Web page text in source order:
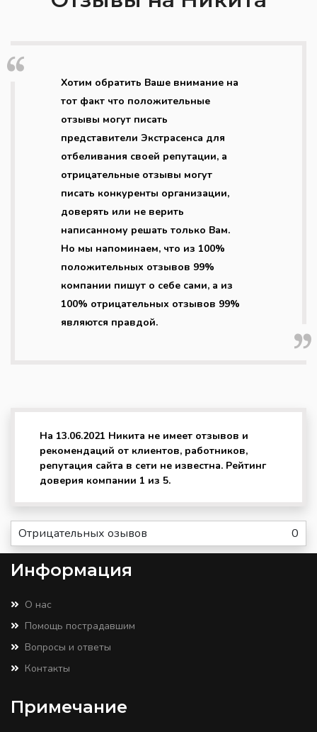
Хотим обратить Ваше внимание на
тот факт что положительные
отзывы могут писать
представители Экстрасенса для
отбеливания своей репутации, а
отрицательные отзывы могут
писать конкуренты организации,
доверять или не верить
написанному решать только Вам.
Но мы напоминаем, что из 100%
положительных отзывов 99%
компании пишут о себе сами, а из
100% отрицательных отзывов 99%
являются правдой.
На 13.06.2021 Никита не имеет отзывов и
рекомендаций от клиентов, работников,
репутация сайта в сети не известна. Рейтинг
доверия компании 1 из 5.
Отрицательных озывов 0
Информация
О нас
Помощь пострадавшим
Вопросы и ответы
Контакты
Примечание